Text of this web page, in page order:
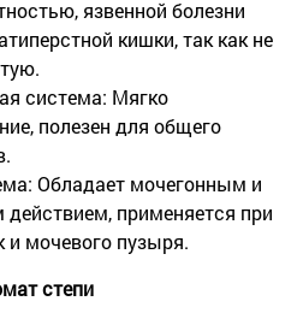
язвенной болезни
кишки, так как не
система: Мягко
полезен для общего
Обладает мочегонным и
применяется при
и мочевого пузыря.
степи